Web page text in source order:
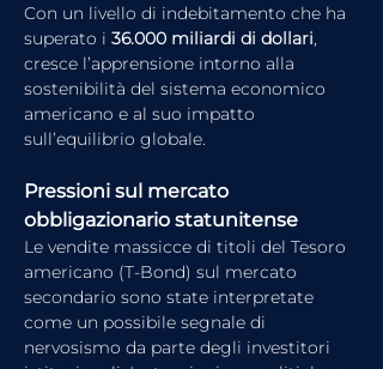
Con un livello di indebitamento che ha
superato i 36.000 miliardi di dollari
cresce l’apprensione intorno alla
sostenibilità del sistema economico
americano e al suo impatto
sull’equilibrio globale.
Pressioni sul mercato
obbligazionario statunitense
Le vendite massicce di titoli del Tesoro
americano (T-Bond) sul mercato
secondario sono state interpretate
come un possibile segnale di
nervosismo da parte degli investitori